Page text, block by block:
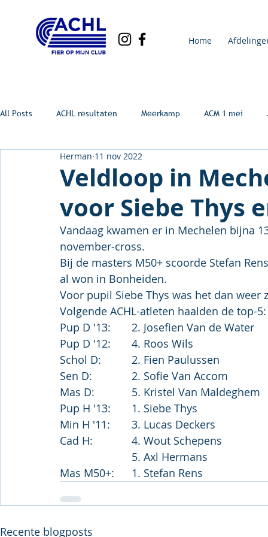
Home
All Posts ACHL resultaten Meerkamp ACM 1 mei
Veldloop in
voor Siebe Thys
Herman 11 nov 2022
Vandaag kwamen er in Mechelen bijna
november-cross.
Bij de masters M50+ scoorde Stefan
al won in Bonheiden.
Voor pupil Siebe Thys was het dan weer
Volgende ACHL-atleten haalden de top-5:
Pup D '13:	2. Josefien Van de Water
Pup D '12:	4. Roos Wils
Schol D:		2. Fien Paulussen
Sen D:		2. Sofie Van Accom
Mas D:		5. Kristel Van Maldeghem
Pup H '13:	1. Siebe Thys
Min H '11:	3. Lucas Deckers
Cad H:		4. Wout Schepens
			5. Axl Hermans
Mas M50+:	1. Stefan Rens
Recente blogposts